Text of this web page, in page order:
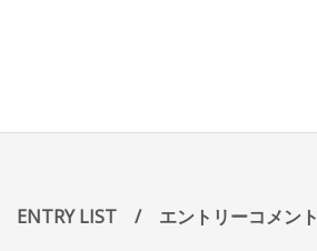
ENTRY LIST / エントリーコメント